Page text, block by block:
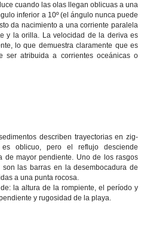
cuando las olas llegan oblicuas a una
inferior a 10º (el ángulo nunca puede
da nacimiento a una corriente paralela
y la orilla. La velocidad de la deriva es
lo que demuestra claramente que es
atribuida a corrientes oceánicas o
describen trayectorias en zig-
oblicuo, pero el reflujo desciende
mayor pendiente. Uno de los rasgos
las barras en la desembocadura de
a una punta rocosa.
la altura de la rompiente, el período y
y rugosidad de la playa.